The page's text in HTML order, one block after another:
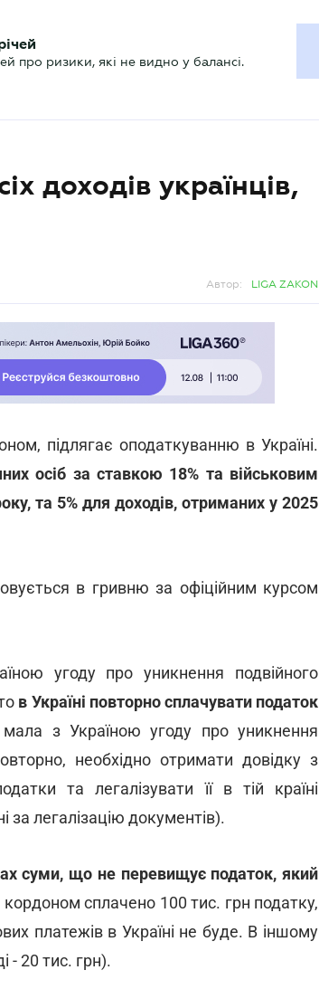
про ризики, які не видно у балансі.
доходів українців,
Автор: LIGA ZAKON
підлягає оподаткуванню в Україні.
осіб за ставкою 18% та військовим
та 5% для доходів, отриманих у 2025
в гривню за офіційним курсом
угоду про уникнення подвійного
в Україні повторно сплачувати податок
з Україною угоду про уникнення
необхідно отримати довідку з
та легалізувати її в тій країні
за легалізацію документів).
суми, що не перевищує податок, який
сплачено 100 тис. грн податку,
платежів в Україні не буде. В іншому
- 20 тис. грн).